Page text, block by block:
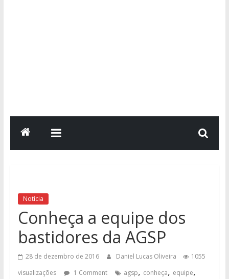
Notícia
Conheça a equipe dos
bastidores da AGSP
28 de dezembro de 2016 Daniel Lucas Oliveira
1055
visualizações
1 Comment agsp, conheça, equipe,